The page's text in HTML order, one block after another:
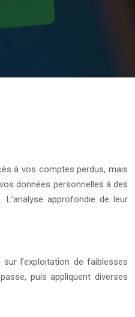
à vos comptes perdus, mais
données personnelles à des
approfondie de leur
l’exploitation de faiblesses
puis appliquent diverses